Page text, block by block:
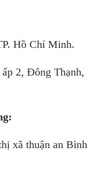
Hồ Chí Minh.
2, Đông Thạnh,
xã thuận an Bình